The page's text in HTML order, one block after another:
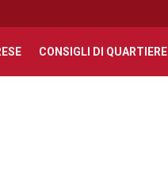
CONSIGLI DI QUARTIERE